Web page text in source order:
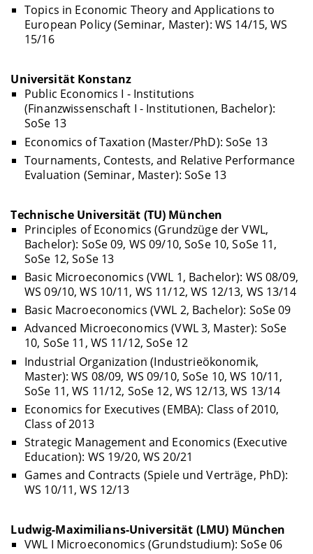
Topics in Economic Theory and Applications to
European Policy (Seminar, Master): WS 14/15, WS
15/16
Universität Konstanz
Public Economics I - Institutions
(Finanzwissenschaft I - Institutionen, Bachelor):
SoSe 13
Economics of Taxation (Master/PhD): SoSe 13
Tournaments, Contests, and Relative Performance
Evaluation (Seminar, Master): SoSe 13
Technische Universität (TU) München
Principles of Economics (Grundzüge der VWL,
Bachelor): SoSe 09, WS 09/10, SoSe 10, SoSe 11,
SoSe 12, SoSe 13
Basic Microeconomics (VWL 1, Bachelor): WS 08/09,
WS 09/10, WS 10/11, WS 11/12, WS 12/13, WS 13/14
Basic Macroeconomics (VWL 2, Bachelor): SoSe 09
Advanced Microeconomics (VWL 3, Master): SoSe
10, SoSe 11, WS 11/12, SoSe 12
Industrial Organization (Industrieökonomik,
Master): WS 08/09, WS 09/10, SoSe 10, WS 10/11,
SoSe 11, WS 11/12, SoSe 12, WS 12/13, WS 13/14
Economics for Executives (EMBA): Class of 2010,
Class of 2013
Strategic Management and Economics (Executive
Education): WS 19/20, WS 20/21
Games and Contracts (Spiele und Verträge, PhD):
WS 10/11, WS 12/13
Ludwig-Maximilians-Universität (LMU) München
VWL I Microeconomics (Grundstudium): SoSe 06